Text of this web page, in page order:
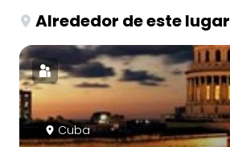
Alrededor de este lugar
Cuba